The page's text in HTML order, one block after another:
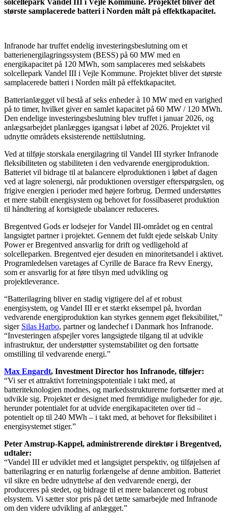
største samplacerede batteri i Norden målt på effektkapacitet.
Infranode har truffet endelig investeringsbeslutning om et
batterienergilagringssystem (BESS) på 60 MW med en
energikapacitet på 120 MWh, som samplaceres med selskabets
solcellepark Vandel III i Vejle Kommune. Projektet bliver det største
samplacerede batteri i Norden målt på effektkapacitet.
Batterianlægget vil bestå af seks enheder à 10 MW med en varighed
på to timer, hvilket giver en samlet kapacitet på 60 MW / 120 MWh.
Den endelige investeringsbeslutning blev truffet i januar 2026, og
anlægsarbejdet planlægges igangsat i løbet af 2026. Projektet vil
udnytte områdets eksisterende nettilslutning.
Ved at tilføje storskala energilagring til Vandel III styrker Infranode
fleksibiliteten og stabiliteten i den vedvarende energiproduktion.
Batteriet vil bidrage til at balancere elproduktionen i løbet af dagen
ved at lagre solenergi, når produktionen overstiger efterspørgslen, og
frigive energien i perioder med højere forbrug. Dermed understøttes
et mere stabilt energisystem og behovet for fossilbaseret produktion
til håndtering af kortsigtede ubalancer reduceres.
Bregentved Gods er lodsejer for Vandel III-området og en central
langsigtet partner i projektet. Gennem det fuldt ejede selskab Unity
Power er Bregentved ansvarlig for drift og vedligehold af
solcelleparken. Bregentved ejer desuden en minoritetsandel i aktivet.
Programledelsen varetages af Cyrille de Barace fra Revv Energy,
som er ansvarlig for at føre tilsyn med udvikling og
projektleverance.
“Batterilagring bliver en stadig vigtigere del af et robust
energisystem, og Vandel III er et stærkt eksempel på, hvordan
vedvarende energiproduktion kan styrkes gennem øget fleksibilitet,”
siger Silas Harbo, partner og landechef i Danmark hos Infranode.
“Investeringen afspejler vores langsigtede tilgang til at udvikle
infrastruktur, der understøtter systemstabilitet og den fortsatte
omstilling til vedvarende energi.”
Max Engardt, Investment Director hos Infranode, tilføjer:
“Vi ser et attraktivt forretningspotentiale i takt med, at
batteriteknologien modnes, og markedsstrukturerne fortsætter med at
udvikle sig. Projektet er designet med fremtidige muligheder for øje,
herunder potentialet for at udvide energikapaciteten over tid –
potentielt op til 240 MWh – i takt med, at behovet for fleksibilitet i
energisystemet stiger.”
Peter Amstrup-Kappel, administrerende direktør i Bregentved,
udtaler:
“Vandel III er udviklet med et langsigtet perspektiv, og tilføjelsen af
batterilagring er en naturlig forlængelse af denne ambition. Batteriet
vil sikre en bedre udnyttelse af den vedvarende energi, der
produceres på stedet, og bidrage til et mere balanceret og robust
elsystem. Vi sætter stor pris på det tætte samarbejde med Infranode
om den videre udvikling af anlægget.”